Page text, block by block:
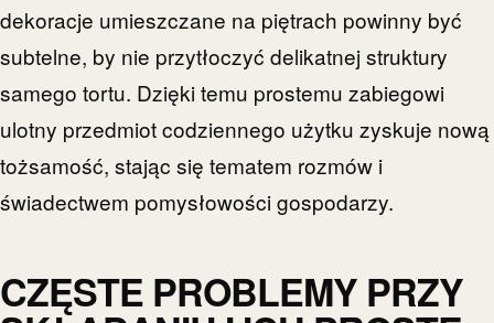
dekoracje umieszczane na piętrach powinny być
subtelne, by nie przytłoczyć delikatnej struktury
samego tortu. Dzięki temu prostemu zabiegowi
ulotny przedmiot codziennego użytku zyskuje nową
tożsamość, stając się tematem rozmów i
świadectwem pomysłowości gospodarzy.
CZĘSTE PROBLEMY PRZY